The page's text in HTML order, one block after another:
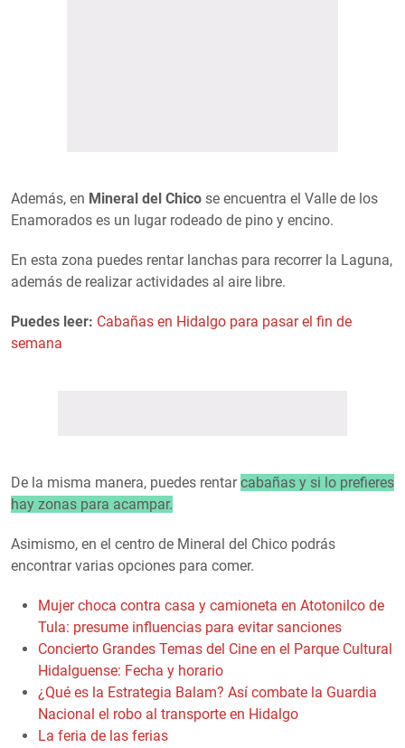
Además, en Mineral del Chico se encuentra el Valle de los
Enamorados es un lugar rodeado de pino y encino.
En esta zona puedes rentar lanchas para recorrer la Laguna,
además de realizar actividades al aire libre.
Puedes leer: Cabañas en Hidalgo para pasar el fin de
semana
De la misma manera, puedes rentarcabañas y si lo prefieres
hay zonas para acampar.
Asimismo, en el centro de Mineral del Chico podrás
encontrar varias opciones para comer.
Mujer choca contra casa y camioneta en Atotonilco de
Tula: presume influencias para evitar sanciones
Concierto Grandes Temas del Cine en el Parque Cultural
Hidalguense: Fecha y horario
¿Qué es la Estrategia Balam? Así combate la Guardia
Nacional el robo al transporte en Hidalgo
La feria de las ferias